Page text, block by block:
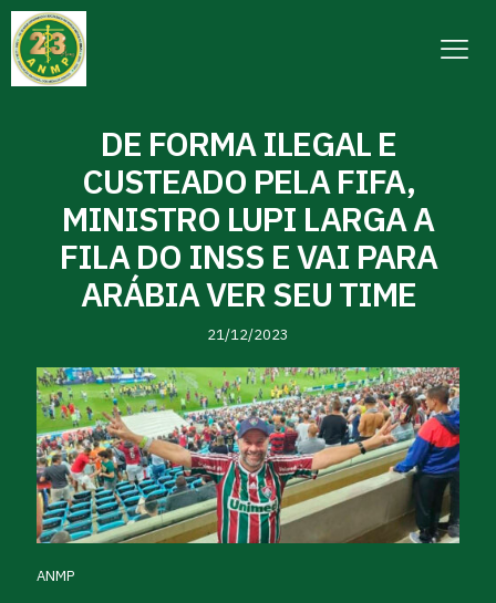
DE FORMA ILEGAL E
CUSTEADO PELA FIFA,
MINISTRO LUPI LARGA A
FILA DO INSS E VAI PARA
ARÁBIA VER SEU TIME
21/12/2023
ANMP